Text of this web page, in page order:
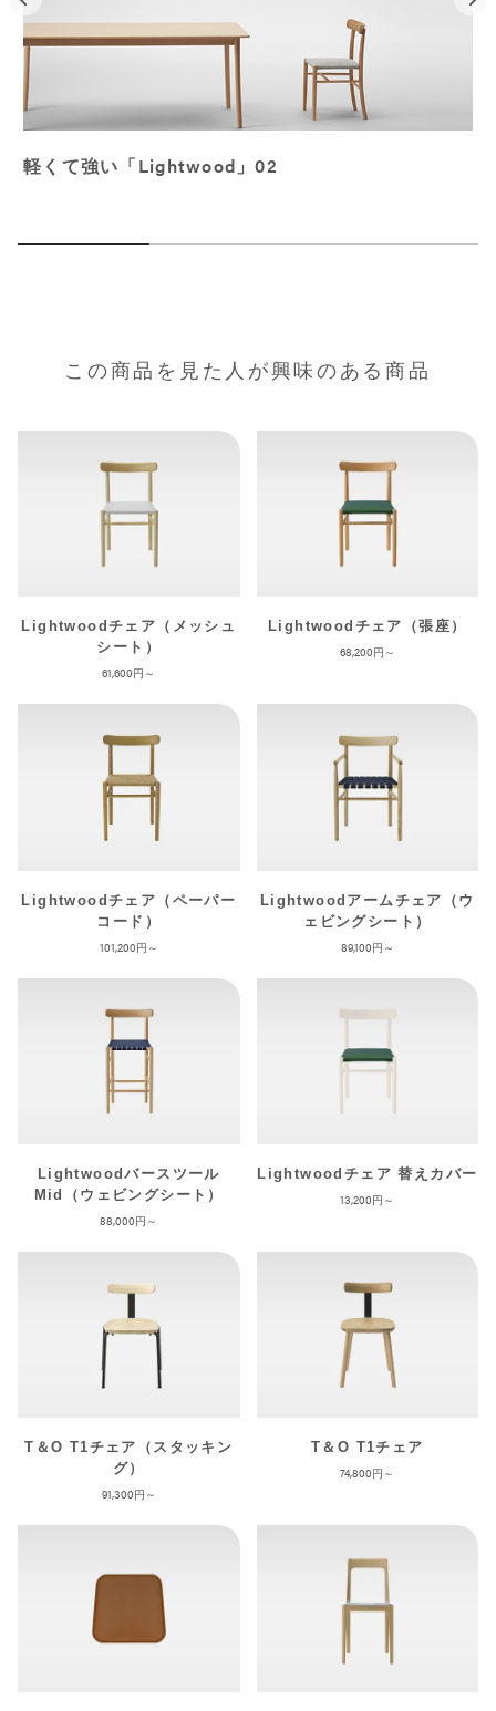
軽くて強い「Lightwood」02
この商品を見た人が興味のある商品
Lightwoodチェア（メッシュ
シート）
61,600
Lightwoodチェア（張座）
68,200
Lightwoodチェア（ペーパー
コード）
101,200
Lightwoodアームチェア（ウ
ェビングシート）
89,100
Lightwoodバースツール
Mid（ウェビングシート）
88,000
Lightwoodチェア 替えカバー
13,200
T＆O T1チェア（スタッキン
グ）
91,300
T＆O T1チェア
74,800